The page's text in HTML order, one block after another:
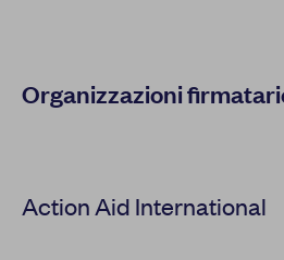
Organizzazioni
Action Aid International